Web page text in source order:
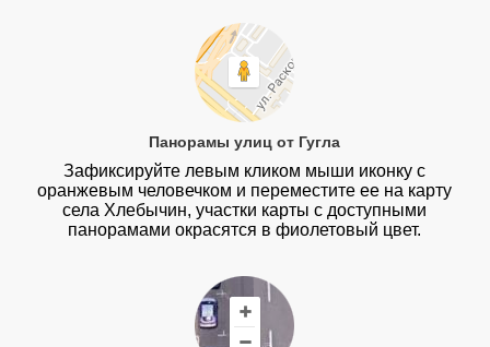
Панорамы улиц от Гугла
Зафиксируйте левым кликом мыши иконку с
оранжевым человечком и переместите ее на карту
села Хлебычин, участки карты с доступными
панорамами окрасятся в фиолетовый цвет.